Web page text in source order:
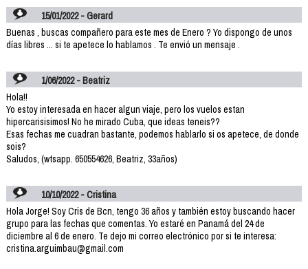
15/01/2022 - Gerard
Buenas , buscas compañero para este mes de Enero ? Yo dispongo de unos
días libres ... si te apetece lo hablamos . Te envió un mensaje .
1/06/2022 - Beatriz
Hola!!
Yo estoy interesada en hacer algun viaje, pero los vuelos estan
hipercarisisimos! No he mirado Cuba, que ideas teneis??
Esas fechas me cuadran bastante, podemos hablarlo si os apetece, de donde
sois?
Saludos, (wtsapp. 650554626, Beatriz, 33años)
10/10/2022 - Cristina
Hola Jorge! Soy Cris de Bcn, tengo 36 años y también estoy buscando hacer
grupo para las fechas que comentas. Yo estaré en Panamá del 24 de
diciembre al 6 de enero. Te dejo mi correo electrónico por si te interesa:
cristina.arguimbau@gmail.com